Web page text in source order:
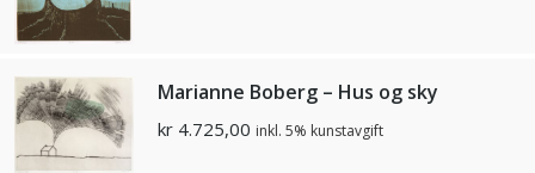
Marianne Boberg – Hus og sky
kr 4.725,00 inkl. 5% kunstavgift